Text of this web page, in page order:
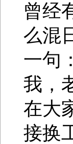
曾经
么混
一句
我，
在大
接换